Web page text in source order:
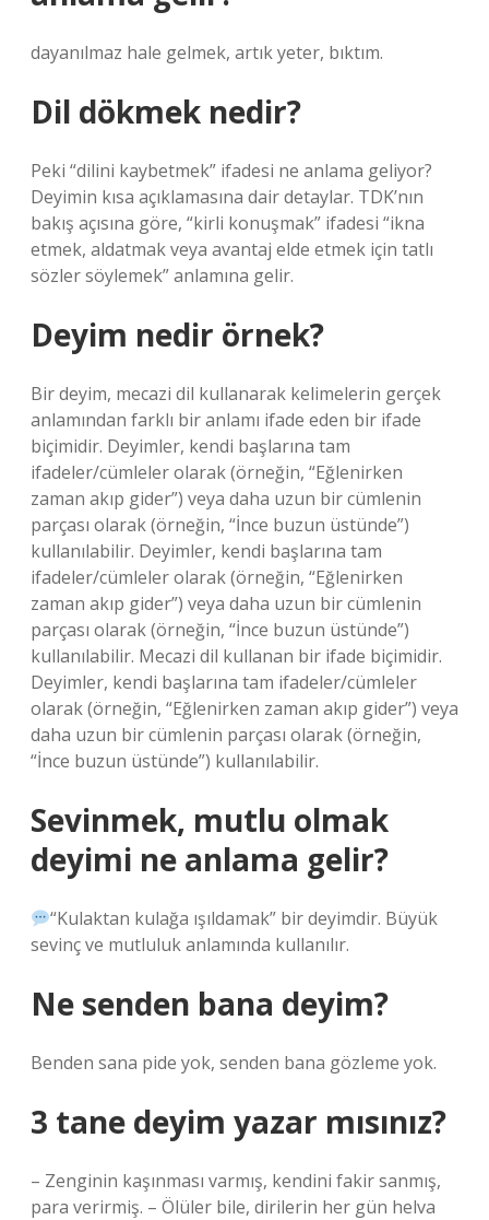
dayanılmaz hale gelmek, artık yeter, bıktım.
Dil dökmek nedir?
Peki “dilini kaybetmek” ifadesi ne anlama geliyor?
Deyimin kısa açıklamasına dair detaylar. TDK’nın
bakış açısına göre, “kirli konuşmak” ifadesi “ikna
etmek, aldatmak veya avantaj elde etmek için tatlı
sözler söylemek” anlamına gelir.
Deyim nedir örnek?
Bir deyim, mecazi dil kullanarak kelimelerin gerçek
anlamından farklı bir anlamı ifade eden bir ifade
biçimidir. Deyimler, kendi başlarına tam
ifadeler/cümleler olarak (örneğin, “Eğlenirken
zaman akıp gider”) veya daha uzun bir cümlenin
parçası olarak (örneğin, “İnce buzun üstünde”)
kullanılabilir. Deyimler, kendi başlarına tam
ifadeler/cümleler olarak (örneğin, “Eğlenirken
zaman akıp gider”) veya daha uzun bir cümlenin
parçası olarak (örneğin, “İnce buzun üstünde”)
kullanılabilir. Mecazi dil kullanan bir ifade biçimidir.
Deyimler, kendi başlarına tam ifadeler/cümleler
olarak (örneğin, “Eğlenirken zaman akıp gider”) veya
daha uzun bir cümlenin parçası olarak (örneğin,
“İnce buzun üstünde”) kullanılabilir.
Sevinmek, mutlu olmak
deyimi ne anlama gelir?
“Kulaktan kulağa ışıldamak” bir deyimdir. Büyük
sevinç ve mutluluk anlamında kullanılır.
Ne senden bana deyim?
Benden sana pide yok, senden bana gözleme yok.
3 tane deyim yazar mısınız?
– Zenginin kaşınması varmış, kendini fakir sanmış,
para verirmiş. – Ölüler bile, dirilerin her gün helva